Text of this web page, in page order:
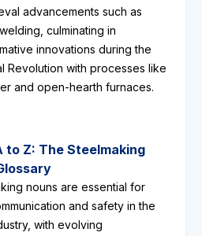
advancements such as
culminating in
innovations during the
Revolution with processes like
and open-hearth furnaces.
to Z: The Steelmaking
nouns are essential for
and safety in the
with evolving